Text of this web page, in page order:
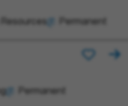
Resources Permanent
Permanent